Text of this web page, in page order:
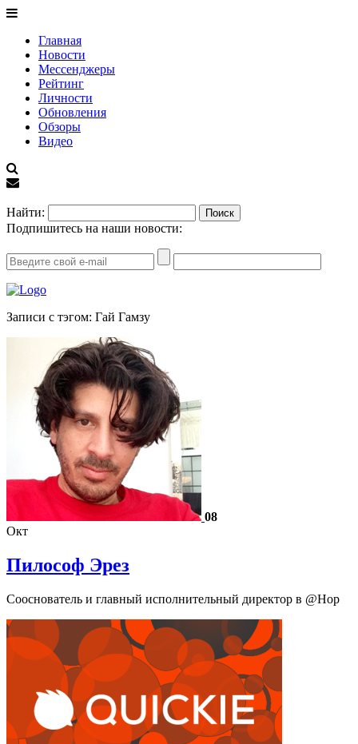
Главная
Новости
Мессенджеры
Рейтинг
Личности
Обновления
Обзоры
Видео
Найти:
Подпишитесь на наши новости:
Записи с тэгом: Гай Гамзу
08
Окт
Пилософ Эрез
Сооснователь и главный исполнительный директор в @Hop